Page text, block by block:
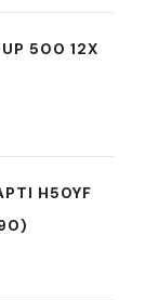
500 12X
H50YF